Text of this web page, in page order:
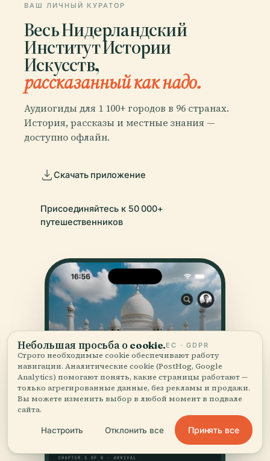
ВАШ ЛИЧНЫЙ КУРАТОР
Весь Нидерландский
Институт Истории
Искусств,
рассказанный как надо.
Аудиогиды для 1 100+ городов в 96 странах.
История, рассказы и местные знания —
доступно офлайн.
Скачать приложение
Присоединяйтесь к 50 000+
путешественников
Небольшая просьба о cookie.ЕС · GDPR
Строго необходимые cookie обеспечивают работу
навигации. Аналитические cookie (PostHog, Google
Analytics) помогают понять, какие страницы работают —
только агрегированные данные, без рекламы и продажи.
Вы можете изменить выбор в любой момент в подвале
сайта.
Настроить Отклонить все Принять все